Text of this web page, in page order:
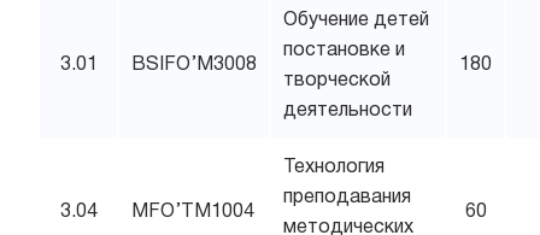
3.01 BSIFO’M3008
Обучение детей
постановке и
творческой
деятельности
180
3.04 MFO’TM1004
Технология
преподавания
методических
60